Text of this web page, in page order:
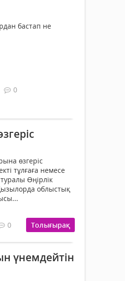
бастап не
0
өзгеріс
тұлғаға немесе
Өңірлік
облыстық
0 Толығырақ
үнемдейтін